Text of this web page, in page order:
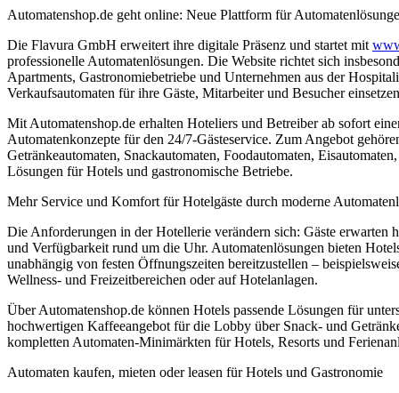
Automatenshop.de geht online: Neue Plattform für
Die Flavura GmbH erweitert ihre digitale Präsenz und startet mit
professionelle Automatenlösungen. Die Website richtet sich
Apartments, Gastronomiebetriebe und Unternehmen aus der
Verkaufsautomaten für ihre Gäste, Mitarbeiter und Besucher
Mit Automatenshop.de erhalten Hoteliers und Betreiber ab sofort
Automatenkonzepte für den 24/7-Gästeservice. Zum Angebot
Getränkeautomaten, Snackautomaten, Foodautomaten,
Lösungen für Hotels und gastronomische Betriebe.
Mehr Service und Komfort für Hotelgäste durch moderne
Die Anforderungen in der Hotellerie verändern sich: Gäste erwarten
und Verfügbarkeit rund um die Uhr. Automatenlösungen bieten
unabhängig von festen Öffnungszeiten bereitzustellen –
Wellness- und Freizeitbereichen oder auf Hotelanlagen.
Über Automatenshop.de können Hotels passende Lösungen für
hochwertigen Kaffeeangebot für die Lobby über Snack- und
kompletten Automaten-Minimärkten für Hotels, Resorts und
Automaten kaufen, mieten oder leasen für Hotels und Gastronomie